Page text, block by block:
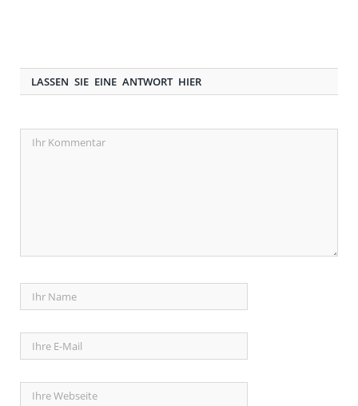
LASSEN SIE EINE ANTWORT HIER